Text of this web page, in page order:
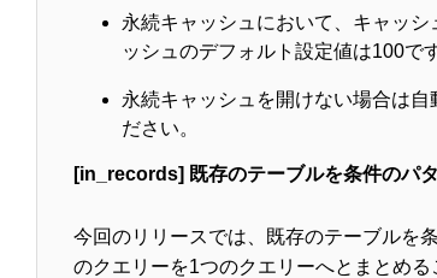
永続キャッシュにおいて、キャッ
ッシュのデフォルト設定値は100です
永続キャッシュを開けない場合は
ださい。
[in_records] 既存のテーブルを条件のパ
今回のリリースでは、既存のテーブルを
のクエリーを1つのクエリーへとまとめ